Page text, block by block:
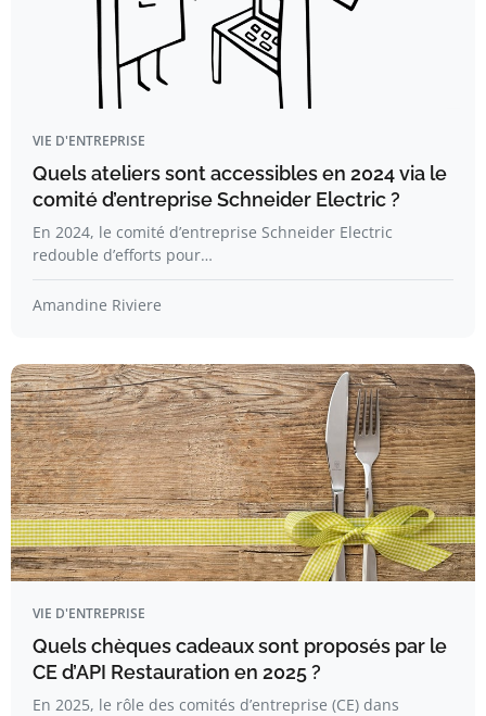
VIE D'ENTREPRISE
Quels ateliers sont accessibles en 2024 via le
comité d’entreprise Schneider Electric ?
En 2024, le comité d’entreprise Schneider Electric
redouble d’efforts pour…
Amandine Riviere
VIE D'ENTREPRISE
Quels chèques cadeaux sont proposés par le
CE d’API Restauration en 2025 ?
En 2025, le rôle des comités d’entreprise (CE) dans